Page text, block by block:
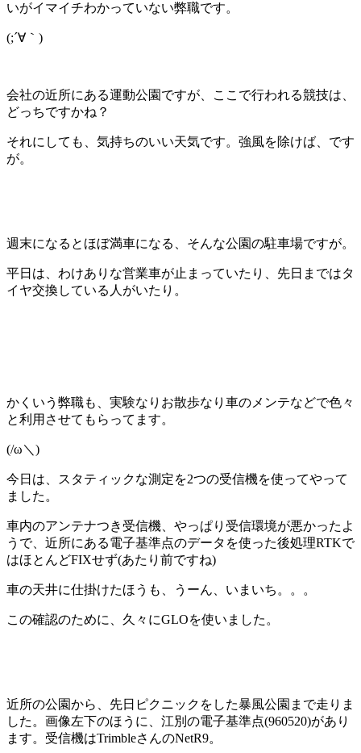
いがイマイチわかっていない弊職です。
(;´∀｀)
会社の近所にある運動公園ですが、ここで行われる競技は、
どっちですかね？
それにしても、気持ちのいい天気です。強風を除けば、です
が。
週末になるとほぼ満車になる、そんな公園の駐車場ですが。
平日は、わけありな営業車が止まっていたり、先日まではタ
イヤ交換している人がいたり。
かくいう弊職も、実験なりお散歩なり車のメンテなどで色々
と利用させてもらってます。
(/ω＼)
今日は、スタティックな測定を2つの受信機を使ってやって
ました。
車内のアンテナつき受信機、やっぱり受信環境が悪かったよ
うで、近所にある電子基準点のデータを使った後処理RTKで
はほとんどFIXせず(あたり前ですね)
車の天井に仕掛けたほうも、うーん、いまいち。。。
この確認のために、久々にGLOを使いました。
近所の公園から、先日ピクニックをした暴風公園まで走りま
した。画像左下のほうに、江別の電子基準点(960520)があり
ます。受信機はTrimbleさんのNetR9。